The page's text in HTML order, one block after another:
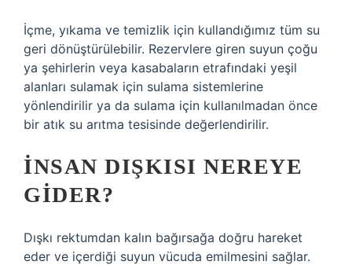
İçme, yıkama ve temizlik için kullandığımız tüm su
geri dönüştürülebilir. Rezervlere giren suyun çoğu
ya şehirlerin veya kasabaların etrafındaki yeşil
alanları sulamak için sulama sistemlerine
yönlendirilir ya da sulama için kullanılmadan önce
bir atık su arıtma tesisinde değerlendirilir.
İNSAN DIŞKISI NEREYE
GIDER?
Dışkı rektumdan kalın bağırsağa doğru hareket
eder ve içerdiği suyun vücuda emilmesini sağlar.